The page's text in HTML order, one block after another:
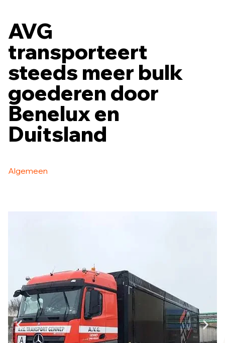
AVG
transporteert
steeds meer bulk
goederen door
Benelux en
Duitsland
Algemeen